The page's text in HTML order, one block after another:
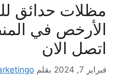
مظلات حدائق
اتصل الان
فبراير 7, 2024 بقلم